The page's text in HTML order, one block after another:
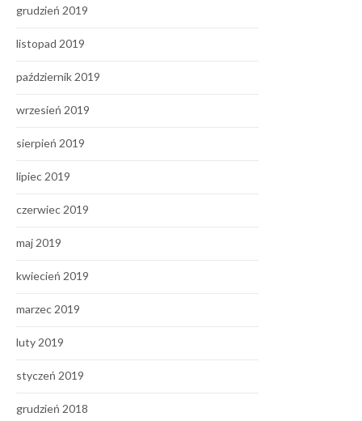
grudzień 2019
listopad 2019
październik 2019
wrzesień 2019
sierpień 2019
lipiec 2019
czerwiec 2019
maj 2019
kwiecień 2019
marzec 2019
luty 2019
styczeń 2019
grudzień 2018